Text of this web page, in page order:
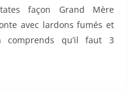
façon Grand Mère
avec lardons fumés et
comprends qu’il faut 3